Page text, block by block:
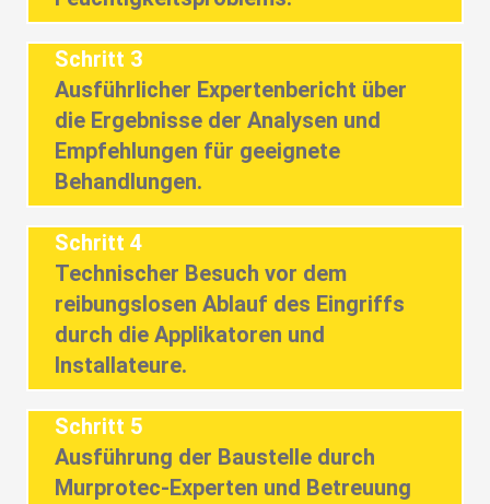
Schritt 3
Ausführlicher Expertenbericht über
die Ergebnisse der Analysen und
Empfehlungen für geeignete
Behandlungen.
Schritt 4
Technischer Besuch vor dem
reibungslosen Ablauf des Eingriffs
durch die Applikatoren und
Installateure.
Schritt 5
Ausführung der Baustelle durch
Murprotec-Experten und Betreuung